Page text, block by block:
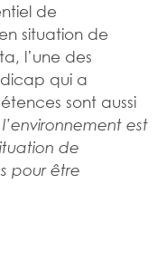
de
situation de
l’une des
qui a
sont aussi
l’environnement est
de
pour être